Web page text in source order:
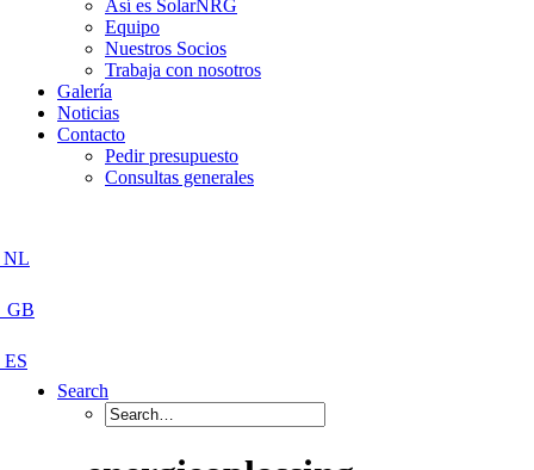
Así es SolarNRG
Equipo
Nuestros Socios
Trabaja con nosotros
Galería
Noticias
Contacto
Pedir presupuesto
Consultas generales
Search